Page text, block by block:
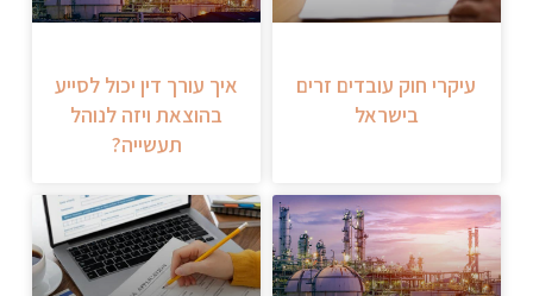
עיקרי חוק עובדים זרים
בישראל
איך עורך דין יכול לסייע
בהוצאת ויזה לנוהל
תעשייה?